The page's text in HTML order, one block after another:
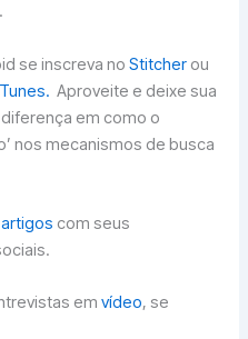
se inscreva noStitcher ou
Aproveite e deixe sua
em como o
nos mecanismos de busca
artigos com seus
emvídeo, se